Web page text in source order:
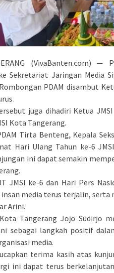
(VivaBanten.com)
Sekretariat Jaringan Media
PDAM disambut
juga dihadiri Ketua
Kota Tangerang.
Tirta Benteng, Kepala
Hari Ulang Tahun ke-6
ini dapat semakin
JMSI ke-6 dan Hari Pers
media terus terjalin,
Arini.
Tangerang Jojo Sudirjo
sebagai langkah positif
media.
terima kasih atas
ini dapat terus